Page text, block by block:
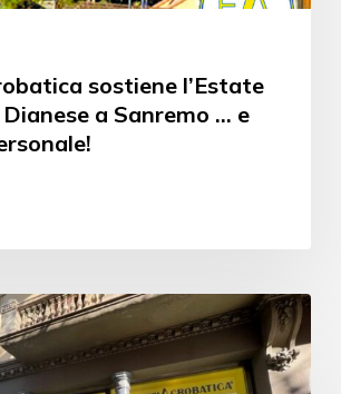
sostiene l’Estate
a Sanremo … e